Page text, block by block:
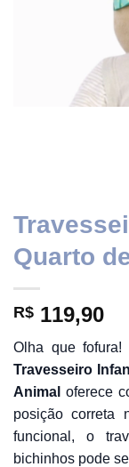
Quarto
R$ 119,90
Olha que
Travesseiro
Animal oferece
posição correta
funcional, o
bichinhos pode